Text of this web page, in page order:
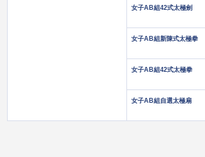
女子AB組42式太極劍
女子AB組新陳式太極拳
女子AB組42式太極拳
女子AB組自選太極扇